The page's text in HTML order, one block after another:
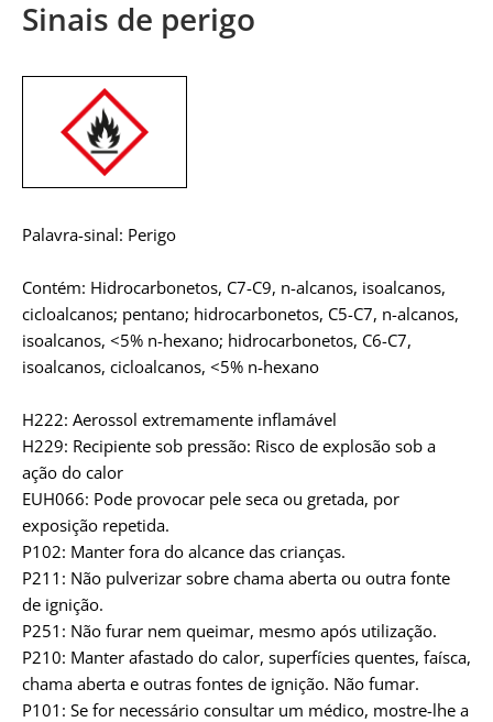
Sinais de perigo
Palavra-sinal: Perigo
Contém: Hidrocarbonetos, C7-C9, n-alcanos, isoalcanos,
cicloalcanos; pentano; hidrocarbonetos, C5-C7, n-alcanos,
isoalcanos, <5% n-hexano; hidrocarbonetos, C6-C7,
isoalcanos, cicloalcanos, <5% n-hexano
H222: Aerossol extremamente inflamável
H229: Recipiente sob pressão: Risco de explosão sob a
ação do calor
EUH066: Pode provocar pele seca ou gretada, por
exposição repetida.
P102: Manter fora do alcance das crianças.
P211: Não pulverizar sobre chama aberta ou outra fonte
de ignição.
P251: Não furar nem queimar, mesmo após utilização.
P210: Manter afastado do calor, superfícies quentes, faísca,
chama aberta e outras fontes de ignição. Não fumar.
P101: Se for necessário consultar um médico, mostre-lhe a